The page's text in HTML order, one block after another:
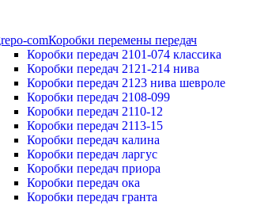
Коробки перемены передач
Коробки передач 2101-074 классика
Коробки передач 2121-214 нива
Коробки передач 2123 нива шевроле
Коробки передач 2108-099
Коробки передач 2110-12
Коробки передач 2113-15
Коробки передач калина
Коробки передач ларгус
Коробки передач приора
Коробки передач ока
Коробки передач гранта